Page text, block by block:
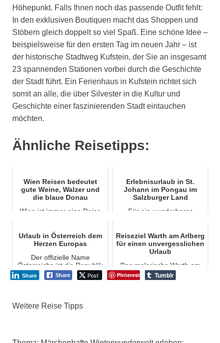
Höhepunkt. Falls Ihnen noch das passende Outfit fehlt:
In den exklusiven Boutiquen macht das Shoppen und
Stöbern gleich doppelt so viel Spaß. Eine schöne Idee –
beispielsweise für den ersten Tag im neuen Jahr – ist
der historische Stadtweg Kufstein, der Sie an insgesamt
23 spannenden Stationen vorbei durch die Geschichte
der Stadt führt. Ein Ferienhaus in Kufstein richtet sich
somit an alle, die über Silvester in die Kultur und
Geschichte einer faszinierenden Stadt eintauchen
möchten.
Ähnliche Reisetipps:
Wien Reisen bedeutet
gute Weine, Walzer und
die blaue Donau
Wien ist immer eine Reise
sind die Mittel bei der die
Sinnesfreude...
Erlebnisurlaub in St.
Johann im Pongau im
Salzburger Land
Für ein wunderbares
eignet, besuchen Sie das
Gebiet amadé in Öst...
Urlaub in Österreich dem
Herzen Europas
Der offizielle Name
Österreichs ist die Republik
Österreich und die
Menschen in Österreich sind
Reiseziel Warth am Arlberg
für einen unvergesslichen
Urlaub
Das malerische Warth am
Arlberg hat alles, was ein
alpiner Ferienort haben
Share Post Pinterest Tumblr
Share
Weitere Reise Tipps